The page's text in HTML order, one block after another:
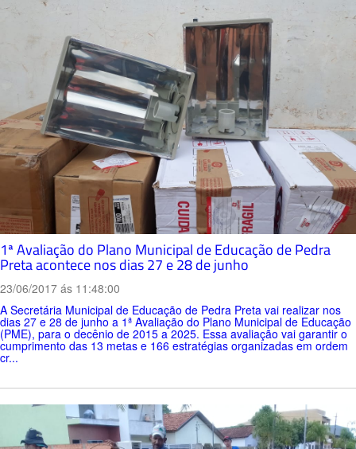
1ª Avaliação do Plano Municipal de Educação de Pedra
Preta acontece nos dias 27 e 28 de junho
23/06/2017 ás 11:48:00
A Secretária Municipal de Educação de Pedra Preta vai realizar nos
dias 27 e 28 de junho a 1ª Avaliação do Plano Municipal de Educação
(PME), para o decênio de 2015 a 2025. Essa avaliação vai garantir o
cumprimento das 13 metas e 166 estratégias organizadas em ordem
cr...